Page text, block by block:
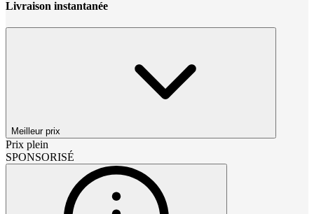
Livraison instantanée
Meilleur prix
Prix plein
SPONSORISÉ